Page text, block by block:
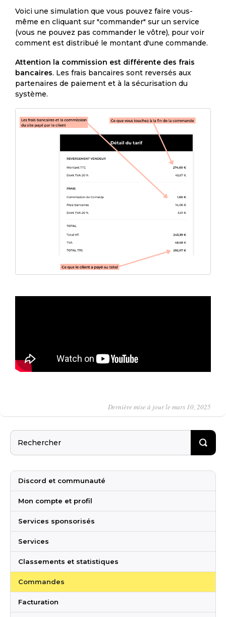
Voici une simulation que vous pouvez faire vous-
même en cliquant sur "commander" sur un service
(vous ne pouvez pas commander le vôtre), pour voir
comment est distribué le montant d'une commande.
Attention la commission est différente des frais
bancaires. Les frais bancaires sont reversés aux
partenaires de paiement et à la sécurisation du
système.
Dernière mise à jour le mars 10, 2025
Discord et communauté
Mon compte et profil
Services sponsorisés
Services
Classements et statistiques
Commandes
Facturation